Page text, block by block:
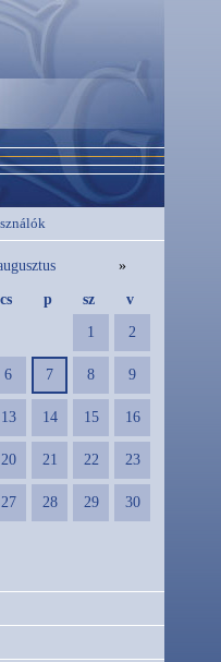
»
cs p sz
v
1
2
6 7 8 9
13 14 15 16
20 21 22 23
27 28 29 30